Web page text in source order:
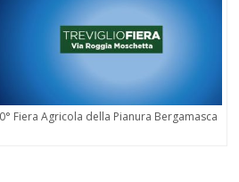
Fiera Agricola della Pianura Bergamasca